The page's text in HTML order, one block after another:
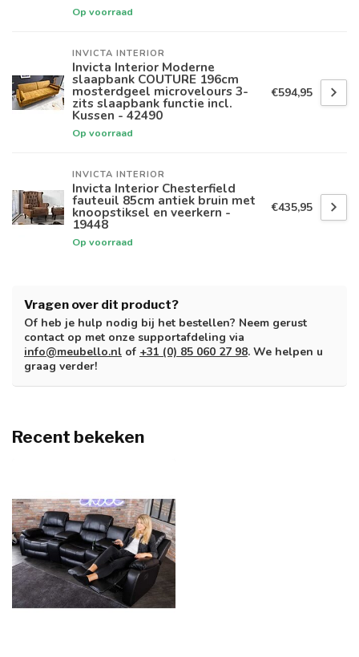
Op voorraad
INVICTA INTERIOR
Invicta Interior Moderne
slaapbank COUTURE 196cm
mosterdgeel microvelours 3-
zits slaapbank functie incl.
Kussen - 42490
Op voorraad
€594,95
INVICTA INTERIOR
Invicta Interior Chesterfield
fauteuil 85cm antiek bruin met
knoopstiksel en veerkern -
19448
Op voorraad
€435,95
Vragen over dit product?
Of heb je hulp nodig bij het bestellen? Neem gerust
contact op met onze supportafdeling via
info@meubello.nl of +31 (0) 85 060 27 98. We helpen u
graag verder!
Recent bekeken